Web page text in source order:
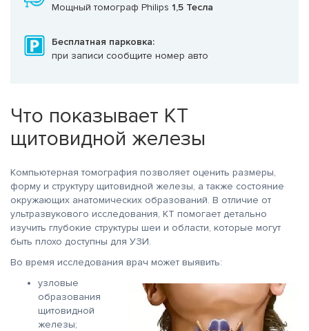
Мощный томограф Philips 1,5 Тесла
Бесплатная парковка:
при записи сообщите номер авто
Что показывает КТ
щитовидной железы
Компьютерная томография позволяет оценить размеры,
форму и структуру щитовидной железы, а также состояние
окружающих анатомических образований. В отличие от
ультразвукового исследования, КТ помогает детально
изучить глубокие структуры шеи и области, которые могут
быть плохо доступны для УЗИ.
Во время исследования врач может выявить:
узловые
образования
щитовидной
железы;